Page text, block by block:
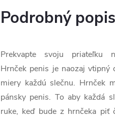
Podrobný popis
Prekvapte svoju priateľku
Hrnček penis je naozaj vtipný
miery každú slečnu. Hrnček
pánsky penis. To aby každá
ruke, keď bude z hrnčeka piť